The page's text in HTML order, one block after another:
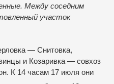
Между соседним
участок
— Снитовка,
и Козаривка — совхоз
К 14 часам 17 июля они